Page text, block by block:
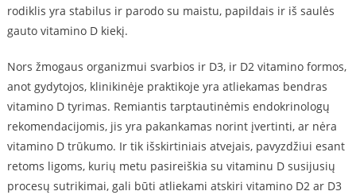
rodiklis yra stabilus ir parodo su maistu, papildais ir iš saulės
gauto vitamino D kiekį.
Nors žmogaus organizmui svarbios ir D3, ir D2 vitamino formos,
anot gydytojos, klinikinėje praktikoje yra atliekamas bendras
vitamino D tyrimas. Remiantis tarptautinėmis endokrinologų
rekomendacijomis, jis yra pakankamas norint įvertinti, ar nėra
vitamino D trūkumo. Ir tik išskirtiniais atvejais, pavyzdžiui esant
retoms ligoms, kurių metu pasireiškia su vitaminu D susijusių
procesų sutrikimai, gali būti atliekami atskiri vitamino D2 ar D3